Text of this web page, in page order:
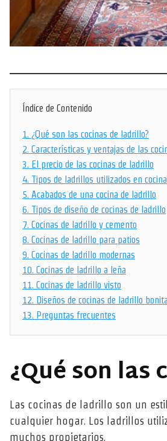
Índice de Contenido
1. ¿Qué son las cocinas de ladrillo?
2. Características y ventajas de las
3. El precio de las cocinas de ladrillo
4. Tipos de ladrillos utilizados en
5. Acabados de una cocina de ladrillo
6. Tipos de diseño de cocinas de ladrillo
7. Cocinas de ladrillo y cemento
8. Cocinas de ladrillo para patios
9. Cocinas de ladrillo modernas
10. Cocinas de ladrillo a leña
11. Cocinas de ladrillo visto
12. Diseños de cocinas de ladrillo
13. Preguntas frecuentes
¿Qué son
Las cocinas de ladrillo son un
cualquier hogar. Los ladrillos
muchos propietarios.